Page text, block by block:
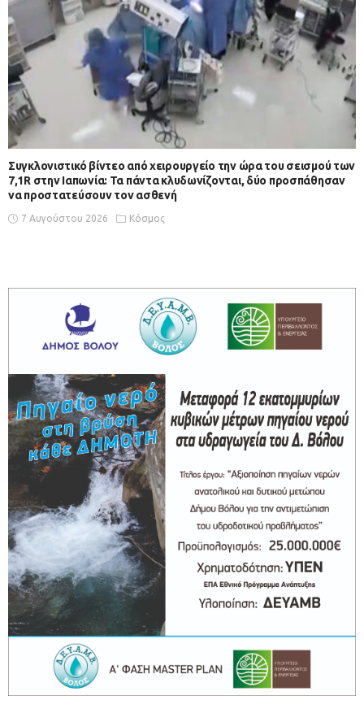
Συγκλονιστικό βίντεο από χειρουργείο την ώρα του σεισμού των
7,1R στην Ιαπωνία: Τα πάντα κλυδωνίζονται, δύο προσπάθησαν
να προστατεύσουν τον ασθενή
7 Αυγούστου 2026 Κόσμος